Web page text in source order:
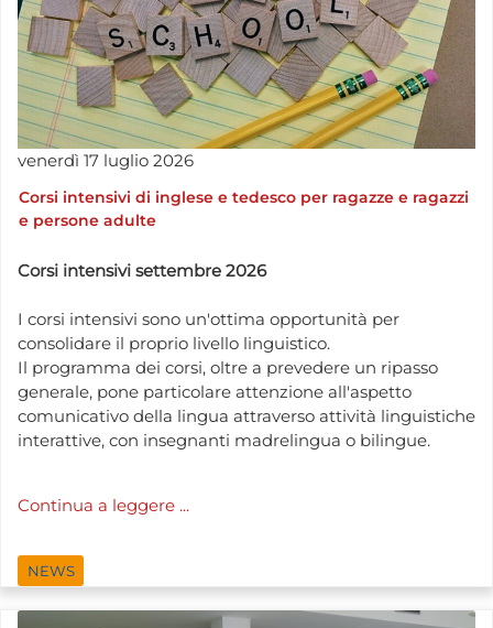
venerdì 17 luglio 2026
Corsi intensivi di inglese e tedesco per ragazze e ragazzi
e persone adulte
Corsi intensivi settembre 2026
I corsi intensivi sono un'ottima opportunità per
consolidare il proprio livello linguistico.
Il programma dei corsi, oltre a prevedere un ripasso
generale, pone particolare attenzione all'aspetto
comunicativo della lingua attraverso attività linguistiche
interattive, con insegnanti madrelingua o bilingue.
Continua a leggere ...
NEWS